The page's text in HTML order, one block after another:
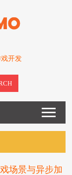
开发
场景与异步加